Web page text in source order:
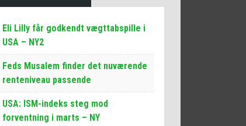
Eli Lilly får godkendt vægttabspille i
USA – NY2
Feds Musalem finder det nuværende
renteniveau passende
USA: ISM-indeks steg mod
forventning i marts – NY